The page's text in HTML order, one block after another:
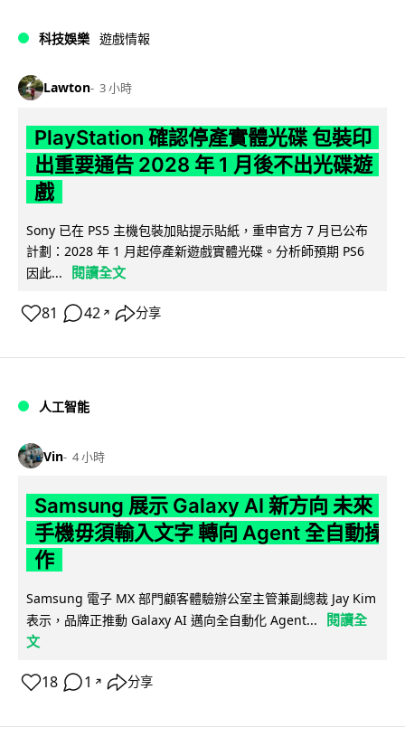
科技娛樂 遊戲情報
Lawton 3 小時
PlayStation 確認停產實體光碟 包裝印
出重要通告 2028 年 1 月後不出光碟遊
戲
Sony 已在 PS5 主機包裝加貼提示貼紙，重申官方 7 月已公布
計劃：2028 年 1 月起停產新遊戲實體光碟。分析師預期 PS6
因此...
閱讀全文
81 42 ↗ 分享
人工智能
Vin 4 小時
Samsung 展示 Galaxy AI 新方向 未來
手機毋須輸入文字 轉向 Agent 全自動操
作
Samsung 電子 MX 部門顧客體驗辦公室主管兼副總裁 Jay Kim
表示，品牌正推動 Galaxy AI 邁向全自動化 Agent...
閱讀全
文
18 1 ↗ 分享